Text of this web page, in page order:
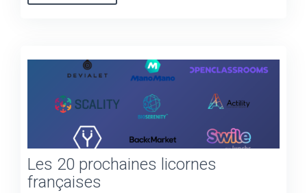
Les 20 prochaines licornes
françaises